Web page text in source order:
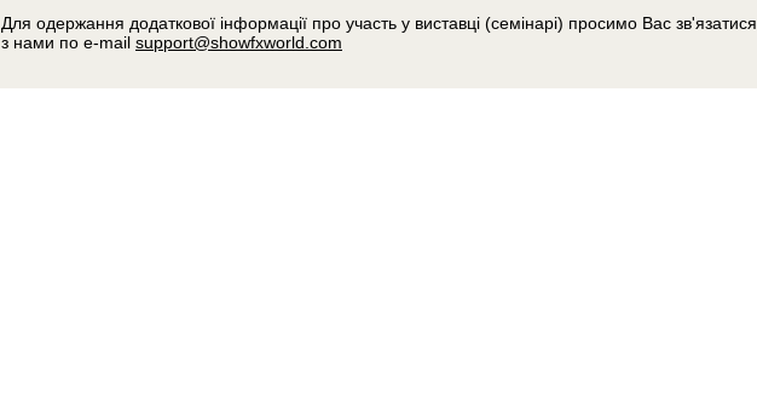
Для одержання додаткової інформації про участь у виставці (семінарі) просимо Вас зв'язатися
з нами по e-mail support@showfxworld.com